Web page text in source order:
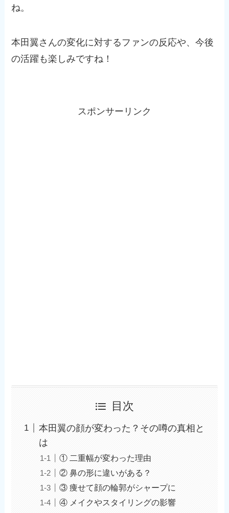
ね。
本田翼さんの変化に対するファンの反応や、今後
の活躍も楽しみですね！
スポンサーリンク
目次
本田翼の顔が変わった？その噂の真相と
は
① 二重幅が変わった理由
② 鼻の形に違いがある？
③ 痩せて顔の輪郭がシャープに
④ メイクやスタイリングの影響